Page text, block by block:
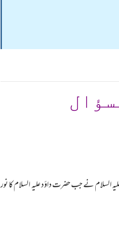
السلام نے جب حضرت داؤد علیہ السلام کا نور